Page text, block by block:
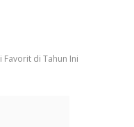
Favorit di Tahun Ini